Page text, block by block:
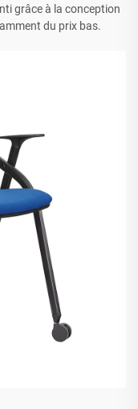
grâce à la conception
du prix bas.